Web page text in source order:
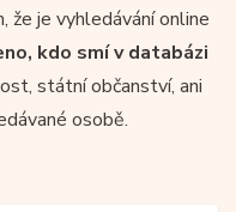
že je vyhledávání online
kdo smí v databázi
státní občanství, ani
osobě.